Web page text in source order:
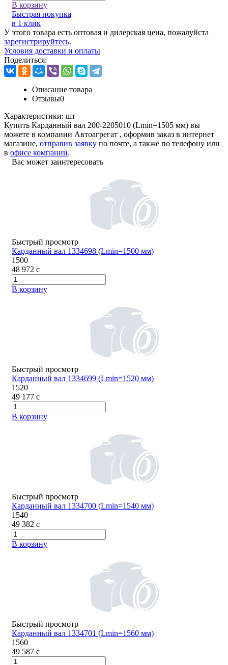
В корзину
Быстрая покупка
в 1 клик
У этого товара есть оптовая и дилерская цена, пожалуйста
зарегистрируйтесь.
Условия доставки и оплаты
Поделиться:
Описание товара
Отзывы0
Характеристики: шт
Купить Карданный вал 200-2205010 (Lmin=1505 мм) вы
можете в компании Автоагрегат , оформив заказ в интернет
магазине, отправив заявку по почте, а также по телефону или
в офисе компании.
Вас может заинтересовать
Быстрый просмотр
Карданный вал 1334698 (Lmin=1500 мм)
1500
48 972 c
В корзину
Быстрый просмотр
Карданный вал 1334699 (Lmin=1520 мм)
1520
49 177 c
В корзину
Быстрый просмотр
Карданный вал 1334700 (Lmin=1540 мм)
1540
49 382 c
В корзину
Быстрый просмотр
Карданный вал 1334701 (Lmin=1560 мм)
1560
49 587 c